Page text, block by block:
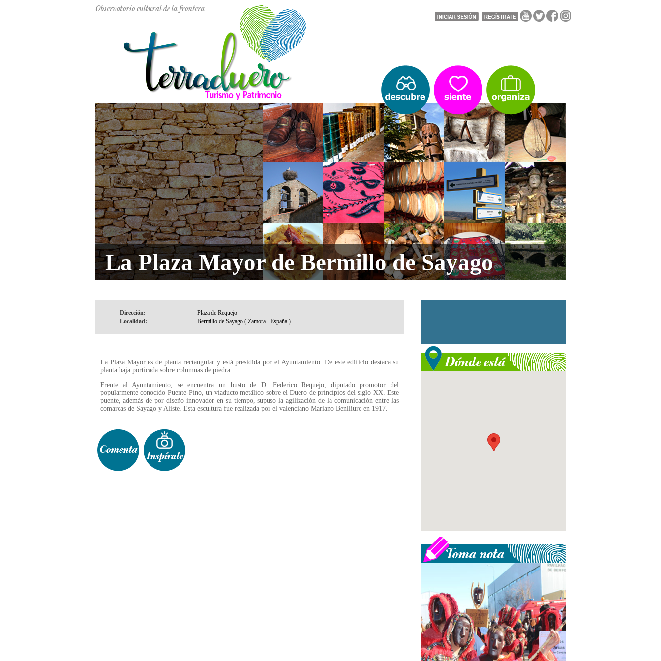
La Plaza Mayor de Bermillo de Sayago
Dirección:
Localidad:
La Plaza Mayor es de planta rectangular y está presidida por el Ayuntamiento. De este edificio destaca su
planta baja porticada sobre columnas de piedra.
Frente al Ayuntamiento, se encuentra un busto de D. Federico Requejo, diputado promotor del
popularmente conocido Puente-Pino, un viaducto metálico sobre el Duero de principios del siglo XX. Este
puente, además de por diseño innovador en su tiempo, supuso la agilización de la comunicación entre las
comarcas de Sayago y Aliste. Esta escultura fue realizada por el valenciano Mariano Benlliure en 1917.